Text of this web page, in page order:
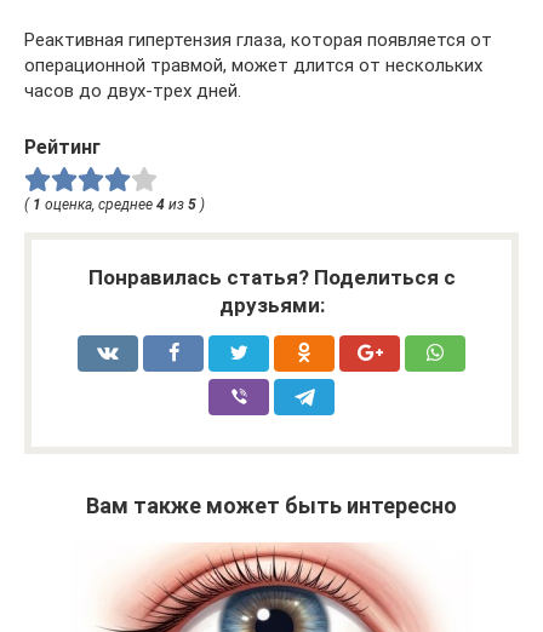
Реактивная гипертензия глаза, которая появляется от
операционной травмой, может длится от нескольких
часов до двух-трех дней.
Рейтинг
( 1 оценка, среднее 4 из 5 )
Понравилась статья? Поделиться с
друзьями:
Вам также может быть интересно